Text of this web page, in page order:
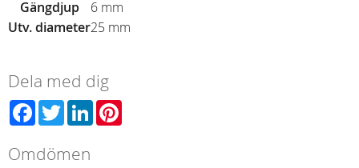
Gängdjup
6 mm
Utv. diameter25 mm
Dela med dig
Facebook
TwitterLinkedIn
Omdömen